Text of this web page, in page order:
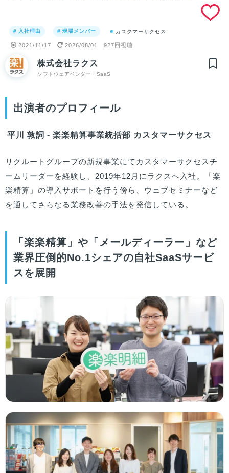
# 入社理由 # 現場メンバー カスタマーサクセス
2021/11/17 2026/08/01 927回視聴
株式会社ラクス
ソフトウェアベンダー・SaaS
出演者のプロフィール
平川 敦詞 - 楽楽精算事業統括部 カスタマーサクセス
リクルートグループの新規事業にてカスタマーサクセスチ
ームリーダーを経験し、2019年12月にラクスへ入社。「楽
楽精算」の導入サポートを行う傍ら、ウェブセミナーなど
を通してさらなる業務改善の手法を発信している。
「楽楽精算」や「メールディーラー」など
業界圧倒的No.1シェアの自社SaaSサービ
スを展開